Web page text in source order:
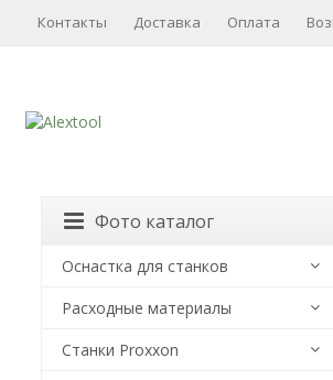
Контакты Доставка Оплата
Фото каталог
Оснастка для станков
Расходные материалы
Станки Proxxon